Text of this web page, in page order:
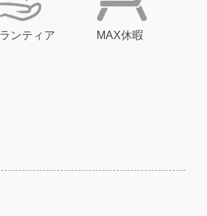
ンティア MAX休暇